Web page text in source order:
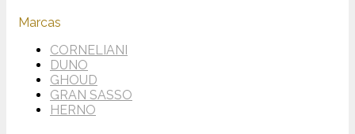
Marcas
CORNELIANI
DUNO
GHOUD
GRAN SASSO
HERNO